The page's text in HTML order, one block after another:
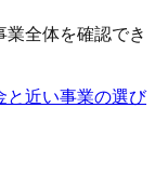
全体を確認でき
と近い事業の選び